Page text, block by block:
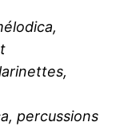
percussions